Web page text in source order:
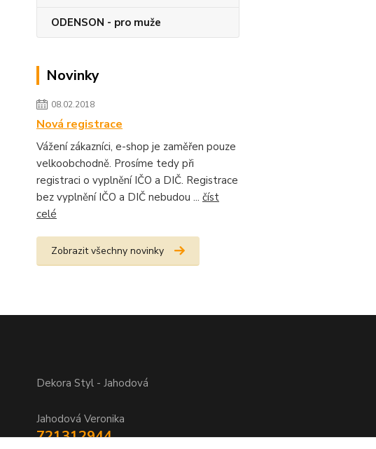
ODENSON - pro muže
Novinky
08.02.2018
Nová registrace
Vážení zákazníci, e-shop je zaměřen pouze
velkoobchodně. Prosíme tedy při
registraci o vyplnění IČO a DIČ. Registrace
bez vyplnění IČO a DIČ nebudou ... číst
celé
Zobrazit všechny novinky
Dekora Styl - Jahodová
Jahodová Veronika
721312944